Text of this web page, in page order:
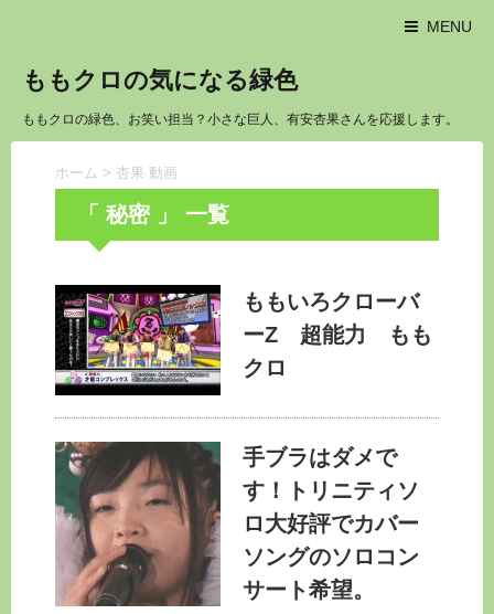
MENU
ももクロの気になる緑色
ももクロの緑色、お笑い担当？小さな巨人、有安杏果さんを応援します。
ホーム > 杏果 動画
「 秘密 」 一覧
ももいろクローバ
ーZ 超能力 もも
クロ
手ブラはダメで
す！トリニティソ
ロ大好評でカバー
ソングのソロコン
サート希望。